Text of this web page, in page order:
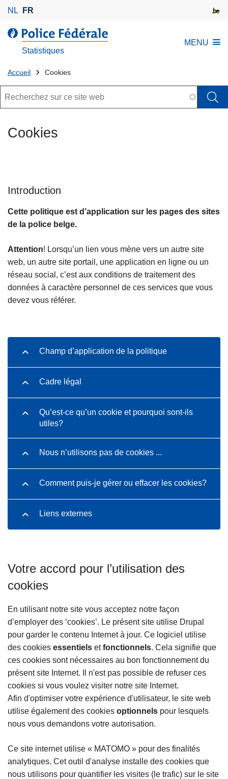
o
NL FR
l
e
r
v
i
e
Statistiques
MENU
Tu
es
là:
Accueil Cookies
Cookies
Introduction
Cette politique est d’application sur les pages des sites
de la police belge.
Attention! Lorsqu’un lien vous mène vers un autre site
web, un autre site portail, une application en ligne ou un
réseau social, c’est aux conditions de traitement des
données à caractère personnel de ces services que vous
devez vous référer.
Champ d’application de la politique
Cadre légal
Qu’est-ce qu’un cookie et pourquoi sont-ils
utiles?
Nous n’utilisons pas de cookies ...
Comment puis-je gérer ou effacer les cookies?
Liens externes
Votre accord pour l’utilisation des
cookies
En utilisant notre site vous acceptez notre façon
d’employer des ‘cookies’. Le présent site utilise Drupal
pour garder le contenu Internet à jour. Ce logiciel utilise
des cookies essentiels etfonctionnels. Cela signifie que
ces cookies sont nécessaires au bon fonctionnement du
présent site Internet. Il n'est pas possible de refuser ces
cookies si vous voulez visiter notre site Internet.
Afin d'optimiser votre expérience d'utilisateur, le site web
utilise également des cookies optionnels pour lesquels
nous vous demandons votre autorisation.
Ce site internet utilise « MATOMO » pour des finalités
analytiques. Cet outil d'analyse installe des cookies que
nous utilisons pour quantifier les visites (le trafic) sur le site